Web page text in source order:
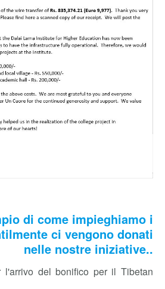
di come impieghiamo i
ci vengono donati
nelle nostre iniziative..